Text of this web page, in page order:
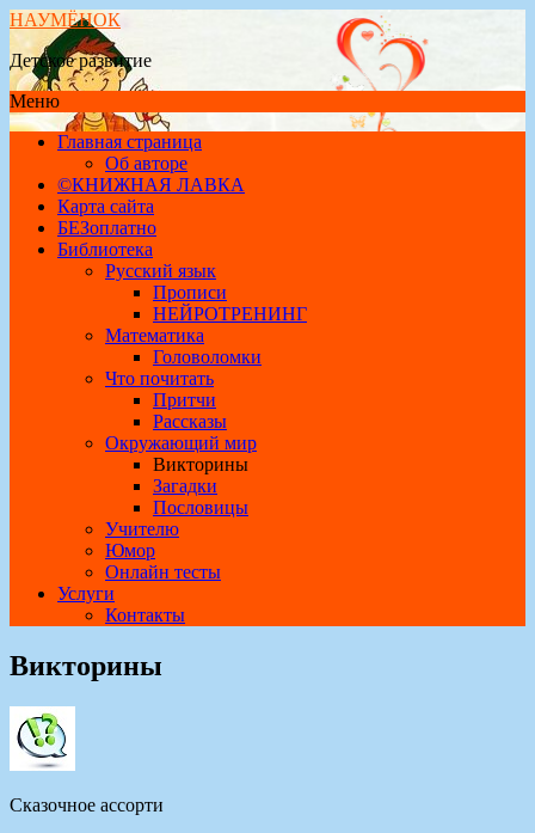
НАУМЁНОК
Детское развитие
Меню
Главная страница
Об авторе
©КНИЖНАЯ ЛАВКА
Карта сайта
БЕЗоплатно
Библиотека
Русский язык
Прописи
НЕЙРОТРЕНИНГ
Математика
Головоломки
Что почитать
Притчи
Рассказы
Окружающий мир
Викторины
Загадки
Пословицы
Учителю
Юмор
Онлайн тесты
Услуги
Контакты
Викторины
Сказочное ассорти